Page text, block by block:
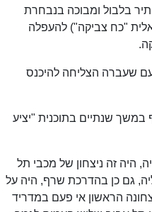
בלבול ומבוכה בנבחרת
"כח צביקה") להעפלה
בטורניר קדם אליפות אירופה 2007, אך כמו בפעם שעברה הצליחה להיכנס
שנתיים בתוכנית "יציע
היה זה ניצחון של מכבי תל
של מכבי על אדמת איטליה, גם כן בהדרכת שרף, היה על
את מכבי גם לניצחונה הראשון אי פעם במדריד